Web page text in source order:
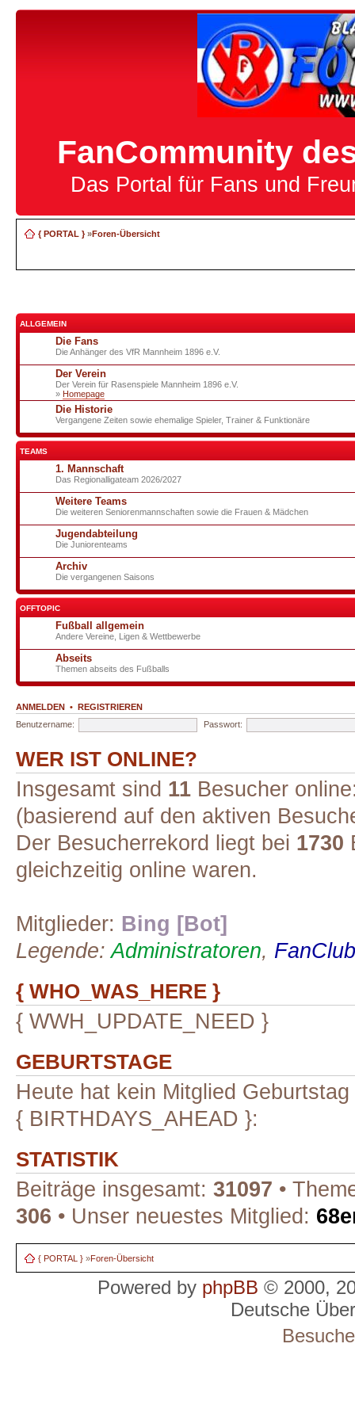
FanCommunity
Das Portal für Fans und
{ PORTAL }»Foren-Übersicht
ALLGEMEIN
Die Fans
Die Anhänger des VfR Mannheim 1896 e.V.
Der Verein
Der Verein für Rasenspiele Mannheim 1896 e.V.
» Homepage
Die Historie
Vergangene Zeiten sowie ehemalige Spieler, Trainer & Funktionäre
TEAMS
1. Mannschaft
Das Regionalligateam 2026/2027
Weitere Teams
Die weiteren Seniorenmannschaften sowie die Frauen & Mädchen
Jugendabteilung
Die Juniorenteams
Archiv
Die vergangenen Saisons
OFFTOPIC
Fußball allgemein
Andere Vereine, Ligen & Wettbewerbe
Abseits
Themen abseits des Fußballs
ANMELDEN • REGISTRIEREN
Benutzername:
Passwort:
WER IST ONLINE?
Insgesamt sind 11 Besucher
(basierend auf den aktiven
Der Besucherrekord liegt bei 1730
gleichzeitig online waren.
Mitglieder: Bing [Bot]
Legende:Administratoren,
{ WHO_WAS_HERE }
{ WWH_UPDATE_NEED }
GEBURTSTAGE
Heute hat kein Mitglied Geburtstag
{ BIRTHDAYS_AHEAD }:
STATISTIK
Beiträge insgesamt: 31097 •
306 • Unser neuestes Mitglied:
{ PORTAL } »Foren-Übersicht
Powered by phpBB © 2000,
Deutsche